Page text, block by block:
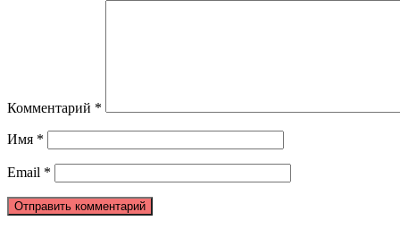
Комментарий *
Имя *
Email *